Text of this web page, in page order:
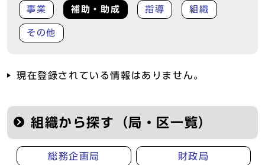
事業 補助・助成 指導 組織
その他
現在登録されている情報はありません。
組織から探す（局・区一覧）
総務企画局 財政局